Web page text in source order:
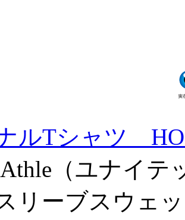
ルTシャツ
（ユナイテ
リーブスウェ